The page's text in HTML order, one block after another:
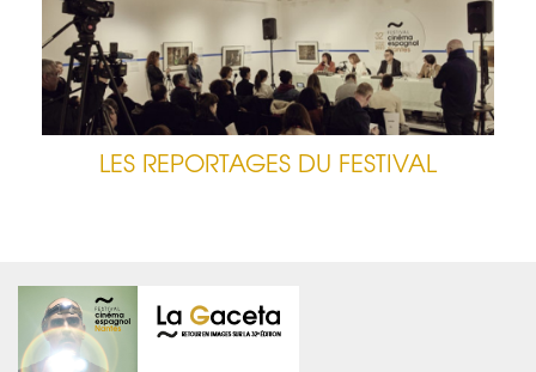
LES REPORTAGES DU FESTIVAL